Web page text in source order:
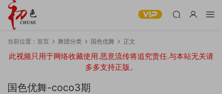
当前位置： 首页 舞团分类 国色优舞 正文
此视频只用于网络收藏使用.恶意流传将追究责任.与本站无关请
多多支持正版。
国色优舞-coco3期